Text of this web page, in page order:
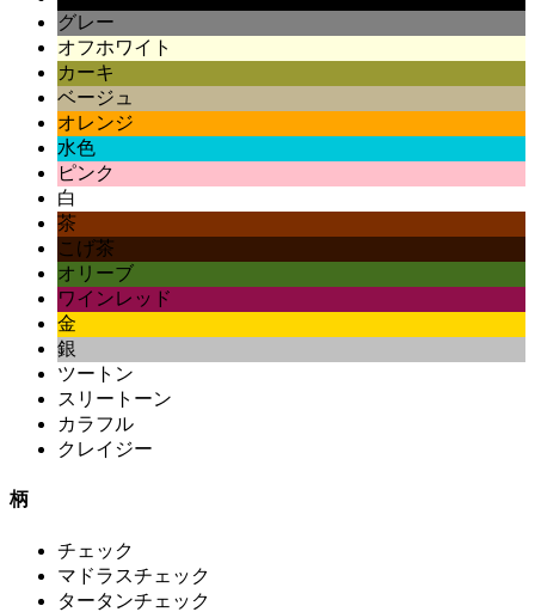
グレー
オフホワイト
カーキ
ベージュ
オレンジ
水色
ピンク
白
茶
こげ茶
オリーブ
ワインレッド
金
銀
ツートン
スリートーン
カラフル
クレイジー
柄
チェック
マドラスチェック
タータンチェック